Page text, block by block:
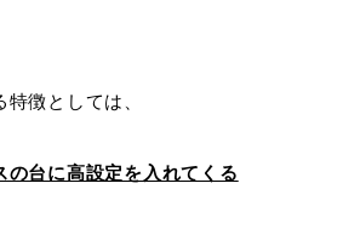
徴としては、
の台に高設定を入れてくる